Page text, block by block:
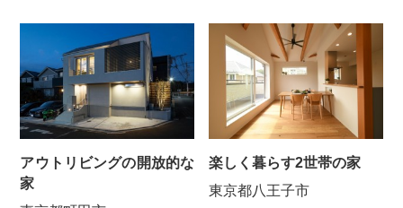
アウトリビングの開放的な
家
楽しく暮らす2世帯の家
東京都八王子市